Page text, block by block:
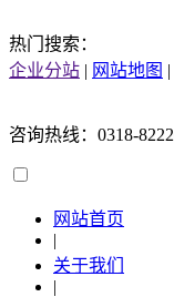
热门搜索：
企业分站 | 网站地图 |
咨询热线：0318-
网站首页
|
关于我们
|